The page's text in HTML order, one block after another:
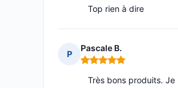
Top rien à dire
P
Pascale B.
Note : 5 sur 5
Très bons produits.